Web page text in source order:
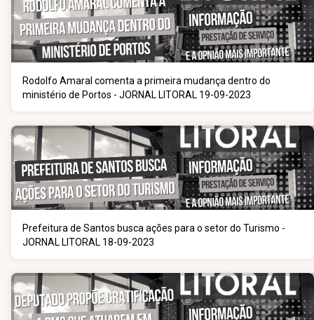
Rodolfo Amaral comenta a primeira mudança dentro do
ministério de Portos - JORNAL LITORAL 19-09-2023
Prefeitura de Santos busca ações para o setor do Turismo -
JORNAL LITORAL 18-09-2023